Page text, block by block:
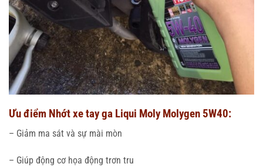
Ưu điểm Nhớt xe tay ga Liqui Moly Molygen 5W40:
– Giảm ma sát và sự mài mòn
– Giúp động cơ họa động trơn tru